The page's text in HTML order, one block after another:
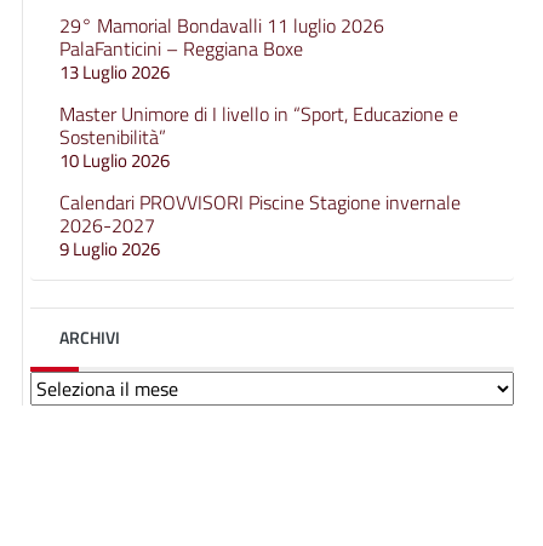
29° Mamorial Bondavalli 11 luglio 2026
PalaFanticini – Reggiana Boxe
13 Luglio 2026
Master Unimore di I livello in “Sport, Educazione e
Sostenibilità”
10 Luglio 2026
Calendari PROVVISORI Piscine Stagione invernale
2026-2027
9 Luglio 2026
ARCHIVI
Archivi